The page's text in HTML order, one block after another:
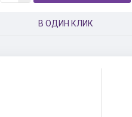
В ОДИН КЛИК